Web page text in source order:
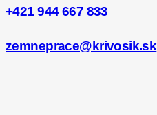
+421 944 667 833
zemneprace@krivosik.sk